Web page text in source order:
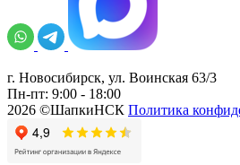
г. Новосибирск, ул. Воинская 63/3
Пн-пт: 9:00 - 18:00
2026 ©ШапкиНСК Политика